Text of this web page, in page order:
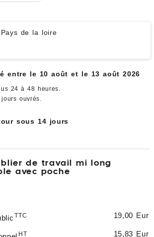
de la loire
entre le 10 août et le 13 août 2026
24 à 48 heures.
ouvrés.
sous 14 jours
de travail mi long
avec poche
TTC 19,00 Eur
HT 15,83 Eur